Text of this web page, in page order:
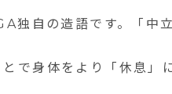
独自の造語です。「中
で身体をより「休息」